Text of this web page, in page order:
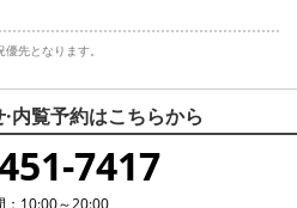
先となります。
内覧予約はこちらから
7417
：10:00～20:00